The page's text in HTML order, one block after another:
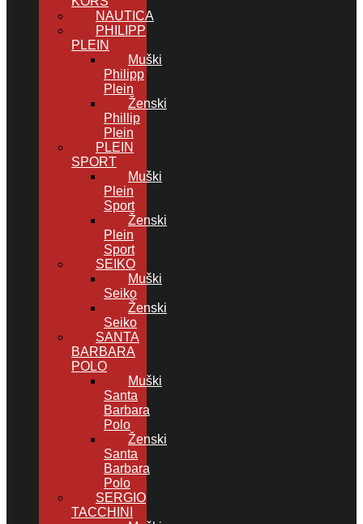
NAUTICA
PHILIPP
PLEIN
Muški
Philipp
Plein
Ženski
Phillip
Plein
PLEIN
SPORT
Muški
Plein
Sport
Ženski
Plein
Sport
SEIKO
Muški
Seiko
Ženski
Seiko
SANTA
BARBARA
POLO
Muški
Santa
Barbara
Polo
Ženski
Santa
Barbara
Polo
SERGIO
TACCHINI